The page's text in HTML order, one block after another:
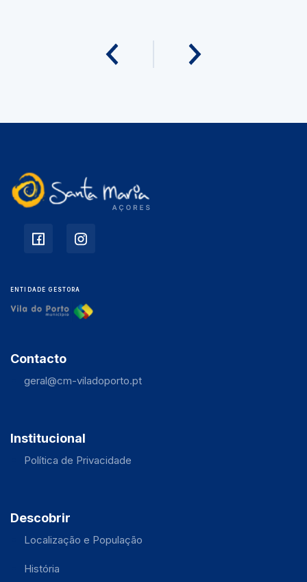
ENTIDADE GESTORA
Contacto
geral@cm-viladoporto.pt
Institucional
Política de Privacidade
Descobrir
Localização e População
História